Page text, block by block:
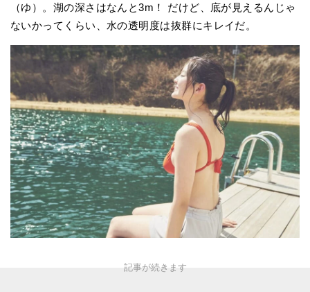
（ゆ）。湖の深さはなんと3m！ だけど、底が見えるんじゃ
ないかってくらい、水の透明度は抜群にキレイだ。